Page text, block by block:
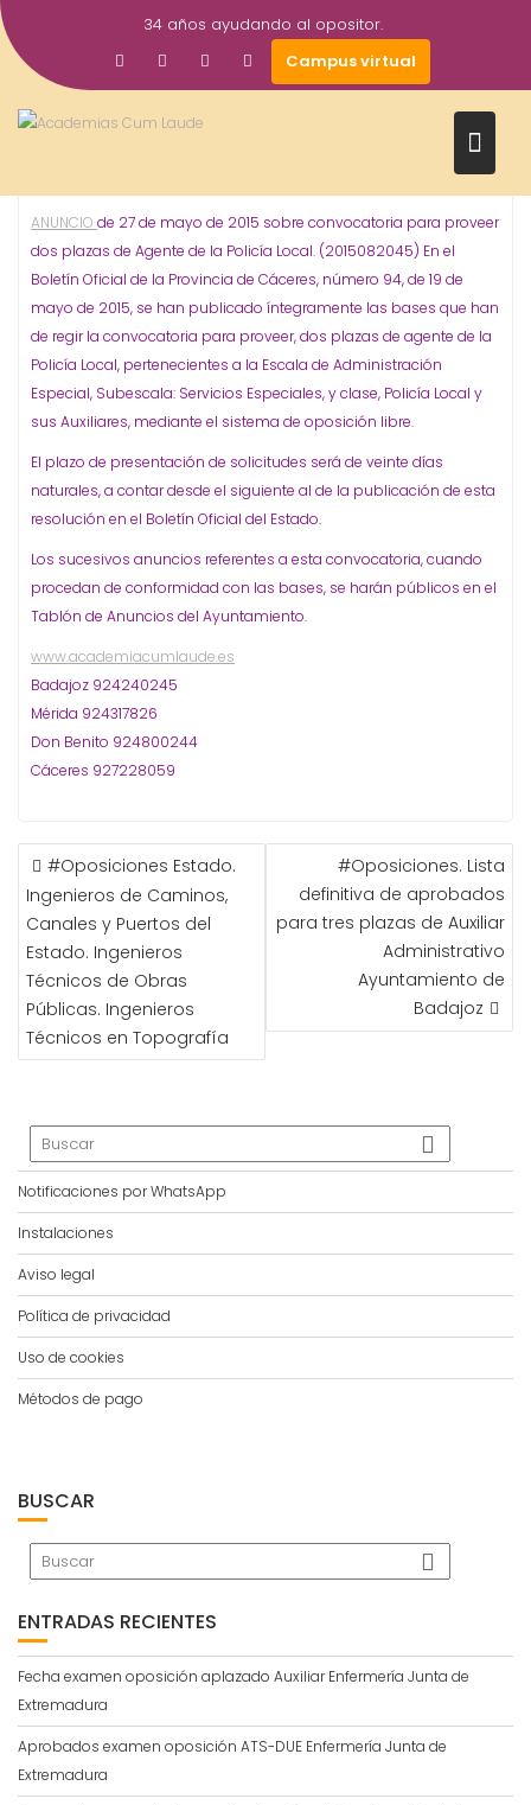
Saltar
al
contenido
34 años ayudando al opositor.
Campus virtual
Jun
2015
academiacumlaudeoposiciones
Prensa
Cáceres Hervás Oposiciones,Policía Local
#Oposiciones Convocatoria para proveer dos plazas
de Agente de la Policía Local. AYUNTAMIENTO DE HERVÁS
ANUNCIO de 27 de mayo de 2015 sobre convocatoria para proveer
dos plazas de Agente de la Policía Local. (2015082045) En el
Boletín Oficial de la Provincia de Cáceres, número 94, de 19 de
mayo de 2015, se han publicado íntegramente las bases que han
de regir la convocatoria para proveer, dos plazas de agente de la
Policía Local, pertenecientes a la Escala de Administración
Especial, Subescala: Servicios Especiales, y clase, Policía Local y
sus Auxiliares, mediante el sistema de oposición libre.
El plazo de presentación de solicitudes será de veinte días
naturales, a contar desde el siguiente al de la publicación de esta
resolución en el Boletín Oficial del Estado.
Los sucesivos anuncios referentes a esta convocatoria, cuando
procedan de conformidad con las bases, se harán públicos en el
Tablón de Anuncios del Ayuntamiento.
www.academiacumlaude.es
Badajoz 924240245
Mérida 924317826
Don Benito 924800244
Cáceres 927228059
NAVEGACIÓN
DE
ENTRADAS
#Oposiciones Estado.
Ingenieros de Caminos,
Canales y Puertos del
Estado. Ingenieros
Técnicos de Obras
Públicas. Ingenieros
Técnicos en Topografía
#Oposiciones. Lista
definitiva de aprobados
para tres plazas de Auxiliar
Administrativo
Ayuntamiento de
Badajoz
Notificaciones por WhatsApp
Instalaciones
Aviso legal
Política de privacidad
Uso de cookies
Métodos de pago
BUSCAR
ENTRADAS RECIENTES
Fecha examen oposición aplazado Auxiliar Enfermería Junta de
Extremadura
Aprobados examen oposición ATS-DUE Enfermería Junta de
Extremadura